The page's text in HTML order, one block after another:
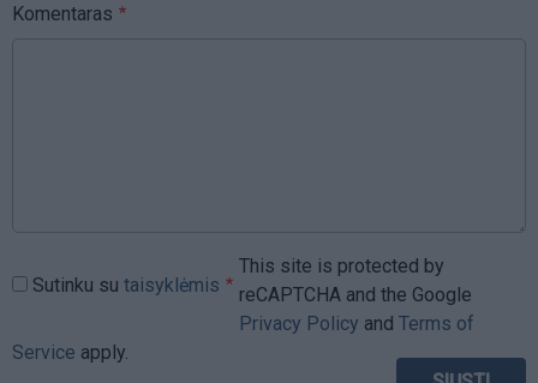
Komentaras
Sutinku su taisyklėmis
This site is protected by
reCAPTCHA and the Google
Privacy Policy and Terms of
Service apply.